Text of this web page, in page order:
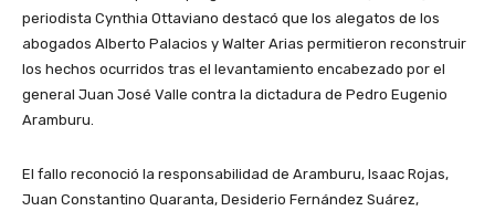
periodista Cynthia Ottaviano destacó que los alegatos de los
abogados Alberto Palacios y Walter Arias permitieron reconstruir
los hechos ocurridos tras el levantamiento encabezado por el
general Juan José Valle contra la dictadura de Pedro Eugenio
Aramburu.
El fallo reconoció la responsabilidad de Aramburu, Isaac Rojas,
Juan Constantino Quaranta, Desiderio Fernández Suárez,